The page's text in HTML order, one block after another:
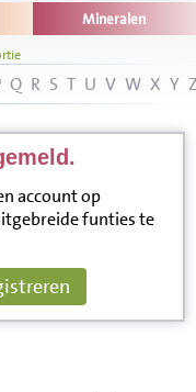
Mineralen
Q R S T U V W X Y
account op
funties te